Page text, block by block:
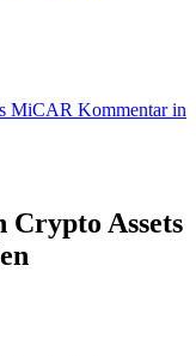
Assets